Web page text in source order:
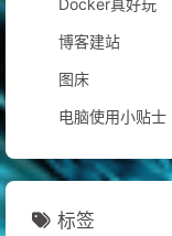
博客建站
图床
电脑使用小贴士
标签